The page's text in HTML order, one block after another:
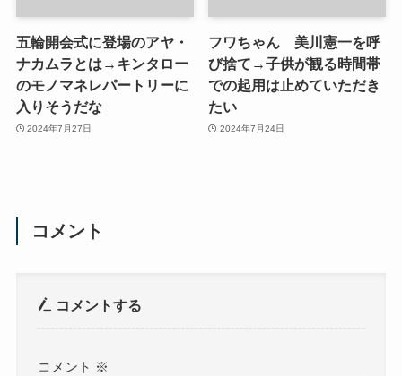
五輪開会式に登場のアヤ・
ナカムラとは→キンタロー
のモノマネレパートリーに
入りそうだな
2024年7月27日
フワちゃん 美川憲一を呼
び捨て→子供が観る時間帯
での起用は止めていただき
たい
2024年7月24日
コメント
コメントする
コメント ※